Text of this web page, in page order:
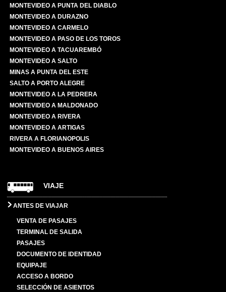
MONTEVIDEO A PUNTA DEL DIABLO
MONTEVIDEO A DURAZNO
MONTEVIDEO A CARMELO
MONTEVIDEO A PASO DE LOS TOROS
MONTEVIDEO A TACUAREMBÓ
MONTEVIDEO A SALTO
MINAS A PUNTA DEL ESTE
SALTO A PORTO ALEGRE
MONTEVIDEO A LA PEDRERA
MONTEVIDEO A MALDONADO
MONTEVIDEO A RIVERA
MONTEVIDEO A ARTIGAS
RIVERA A FLORIANOPOLIS
MONTEVIDEO A BUENOS AIRES
VIAJE
ANTES DE VIAJAR
VENTA DE PASAJES
TERMINAL DE SALIDA
PASAJES
DOCUMENTO DE IDENTIDAD
EQUIPAJE
ACCESO A BORDO
SELECCIÓN DE ASIENTOS